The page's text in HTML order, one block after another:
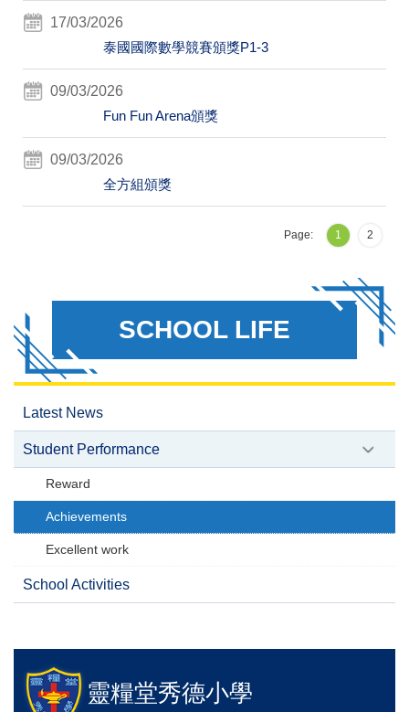
17/03/2026
泰國國際數學競賽頒獎P1-3
09/03/2026
Fun Fun Arena頒獎
09/03/2026
全方組頒獎
Page: 1 2
SCHOOL LIFE
Latest News
Student Performance
Reward
Achievements
Excellent work
School Activities
靈糧堂秀德小學